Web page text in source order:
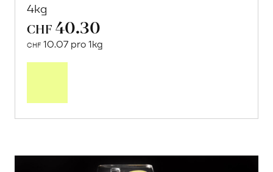
4kg
CHF 40.30
CHF 10.07 pro 1kg
Post
erfahren